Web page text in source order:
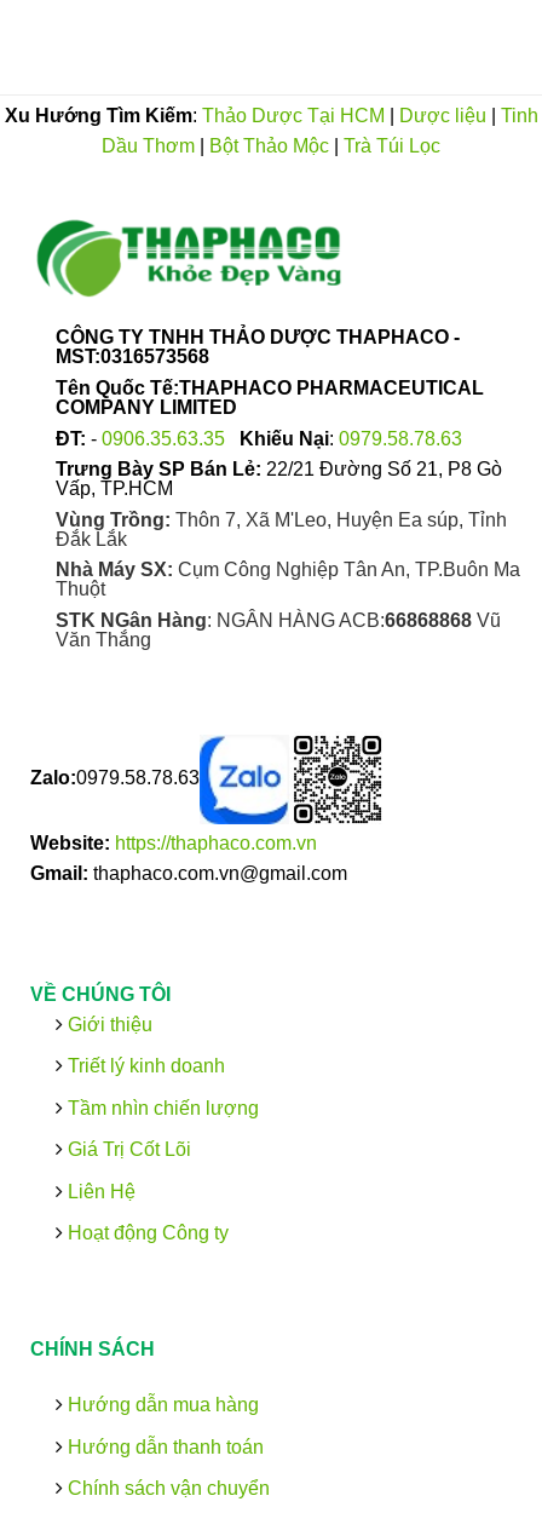
nhiều
biến
chọn
có
thể
chọn
trên
trang
sản
phẩm
nhiều
biến
thể.
chọn
trang
phẩm
Xu Hướng Tìm Kiếm: Thảo Dược Tại HCM Dược liệu
Tinh
Dầu Thơm
Bột Thảo Mộc Trà Túi Lọc
CÔNG TY TNHH THẢO DƯỢC THAPHACO -
MST:0316573568
Tên Quốc Tế:THAPHACO PHARMACEUTICAL
COMPANY LIMITED
ĐT: - 0906.35.63.35 Khiếu Nại: 0979.58.78.63
Trưng Bày SP Bán Lẻ: 22/21 Đường Số 21, P8 Gò
Vấp, TP.HCM
Vùng Trồng: Thôn 7, Xã M'Leo, Huyện Ea súp, Tỉnh
Đắk Lắk
Nhà Máy SX: Cụm Công Nghiệp Tân An, TP.Buôn Ma
Thuột
STK NGân Hàng: NGÂN HÀNG ACB:66868868Vũ
Văn Thắng
Zalo:0979.58.78.63
Website: https://thaphaco.com.vn
Gmail: thaphaco.com.vn@gmail.com
VỀ CHÚNG TÔI
Giới thiệu
Triết lý kinh doanh
Tầm nhìn chiến lượng
Giá Trị Cốt Lõi
Liên Hệ
Hoạt động Công ty
CHÍNH SÁCH
Hướng dẫn mua hàng
Hướng dẫn thanh toán
Chính sách vận chuyển